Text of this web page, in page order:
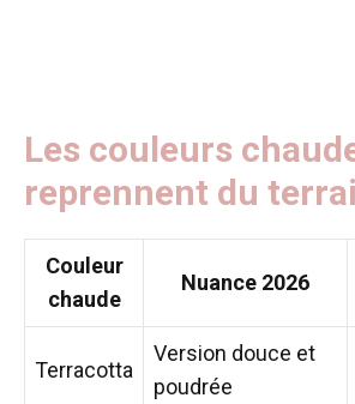
Les couleurs
reprennent du
Couleur
chaude
Nuance 2026
Terracotta
Version douce et
poudrée